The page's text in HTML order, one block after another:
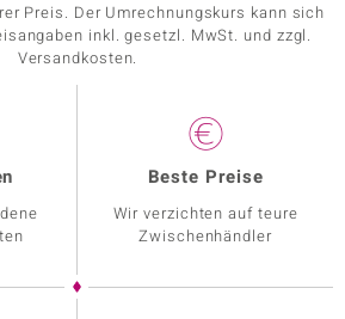
Preis. Der Umrechnungskurs kann sich
inkl. gesetzl. MwSt. und zzgl.
Versandkosten.
Beste Preise
Wir verzichten auf teure
Zwischenhändler